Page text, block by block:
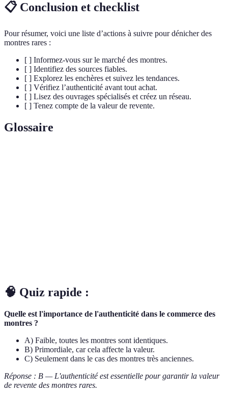
📋 Conclusion et checklist
Pour résumer, voici une liste d’actions à suivre pour dénicher des
montres rares :
[ ] Informez-vous sur le marché des montres.
[ ] Identifiez des sources fiables.
[ ] Explorez les enchères et suivez les tendances.
[ ] Vérifiez l’authenticité avant tout achat.
[ ] Lisez des ouvrages spécialisés et créez un réseau.
[ ] Tenez compte de la valeur de revente.
Glossaire
🧠 Quiz rapide :
Quelle est l'importance de l'authenticité dans le commerce des
montres ?
A) Faible, toutes les montres sont identiques.
B) Primordiale, car cela affecte la valeur.
C) Seulement dans le cas des montres très anciennes.
Réponse : B — L'authenticité est essentielle pour garantir la valeur
de revente des montres rares.